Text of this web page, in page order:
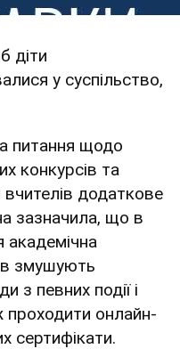
діти
у суспільство,
питання щодо
конкурсів та
додаткове
зазначила, що в
академічна
змушують
з певних події і
проходити онлайн-
сертифікати.